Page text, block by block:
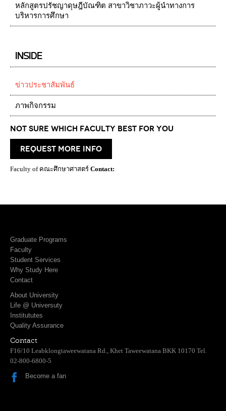
หลักสูตรปรัชญาดุษฎีบัณฑิต สาขาวิชาภาวะผู้นำทางการ
บริหารการศึกษา
INSIDE
ข่าวประชาสัมพันธ์
ภาพกิจกรรม
Not Sure which Faculty best for you
request more info
Faculty of คณะศึกษาศาสตร์ Contact:
Graduate Programs
Faculty
Student Services
Why Study Here
Contact
About University
Life @ Universuty
Institututes
Quality Assurance
Contact
F16/10 Leabklongtaweewatana Rd., Khet Taweewatana BKK 10170 Tel.
02-800-6800-5
Become a fan